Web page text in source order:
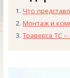
Что
Монтаж и
Траверса ТС –